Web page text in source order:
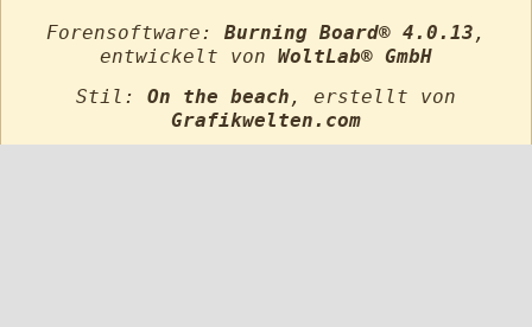
Forensoftware: Burning Board® 4.0.13 ,
entwickelt von WoltLab® GmbH
Stil: On the beach , erstellt von
Grafikwelten.com